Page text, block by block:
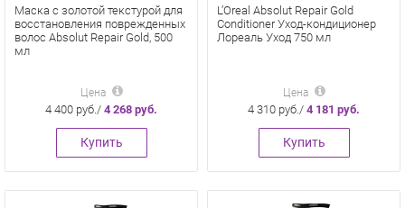
Маска с золотой текстурой для
восстановления поврежденных
волос Absolut Repair Gold, 500
мл
Цена
4 400 руб./ 4 268 руб.
Купить
L’Oreal Absolut Repair Gold
Conditioner Уход-кондиционер
Лореаль Уход 750 мл
Цена
4 310 руб./ 4 181 руб.
Купить